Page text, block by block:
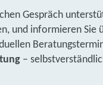
Gespräch
und informieren Sie
–